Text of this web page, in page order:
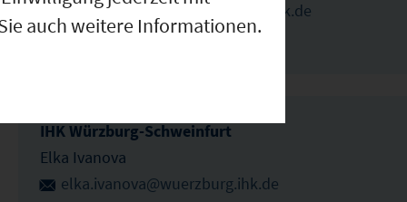
benedikt.pfeuffer@wuerzburg.ihk.de
09314194179
IHK Würzburg-Schweinfurt
Elka Ivanova
elka.ivanova@wuerzburg.ihk.de
auch weitere Informationen.